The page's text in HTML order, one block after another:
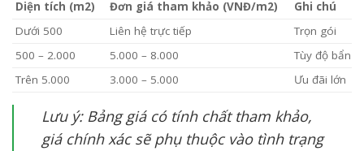
Diện tích (m2) Đơn giá tham khảo (VNĐ/m2)
Ghi chú
Dưới 500
Liên hệ trực tiếp
Trọn gói
500 – 2.000
5.000 – 8.000
Tùy độ bẩn
Trên 5.000
3.000 – 5.000 Ưu đãi lớn
Lưu ý: Bảng giá có tính chất tham khảo,
giá chính xác sẽ phụ thuộc vào tình trạng